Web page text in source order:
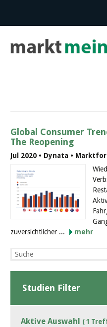
Global Consumer
The Reopening
Jul 2020 • Dynata •
zuversichtlicher ...
mehr
Studien Filter
Aktive Auswahl ( 1